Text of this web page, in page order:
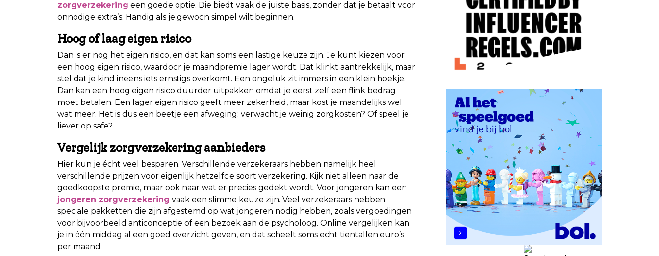
zorgverzekering een goede optie. Die biedt vaak de juiste basis, zonder dat je betaalt voor
onnodige extra’s. Handig als je gewoon simpel wilt beginnen.
Hoog of laag eigen risico
Dan is er nog het eigen risico, en dat kan soms een lastige keuze zijn. Je kunt kiezen voor
een hoog eigen risico, waardoor je maandpremie lager wordt. Dat klinkt aantrekkelijk, maar
stel dat je kind ineens iets ernstigs overkomt. Een ongeluk zit immers in een klein hoekje.
Dan kan een hoog eigen risico duurder uitpakken omdat je eerst zelf een flink bedrag
moet betalen. Een lager eigen risico geeft meer zekerheid, maar kost je maandelijks wel
wat meer. Het is dus een beetje een afweging: verwacht je weinig zorgkosten? Of speel je
liever op safe?
Vergelijk zorgverzekering aanbieders
Hier kun je écht veel besparen. Verschillende verzekeraars hebben namelijk heel
verschillende prijzen voor eigenlijk hetzelfde soort verzekering. Kijk niet alleen naar de
goedkoopste premie, maar ook naar wat er precies gedekt wordt. Voor jongeren kan een
jongeren zorgverzekering vaak een slimme keuze zijn. Veel verzekeraars hebben
speciale pakketten die zijn afgestemd op wat jongeren nodig hebben, zoals vergoedingen
voor bijvoorbeeld anticonceptie of een bezoek aan de psycholoog. Online vergelijken kan
je in één middag al een goed overzicht geven, en dat scheelt soms echt tientallen euro’s
per maand.